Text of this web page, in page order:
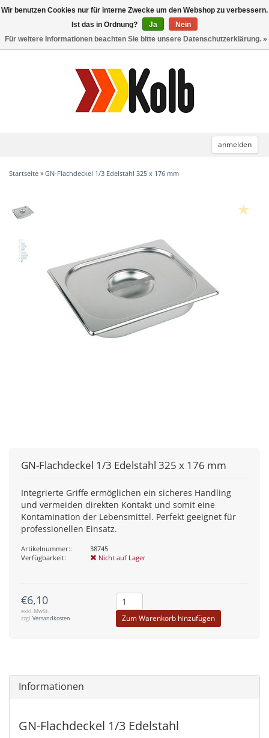
anmelden
Toggle
Startseite » GN-Flachdeckel 1/3 Edelstahl 325 x 176 mm
GN-Flachdeckel 1/3 Edelstahl 325 x 176 mm
Integrierte Griffe ermöglichen ein sicheres Handling
und vermeiden direkten Kontakt und somit eine
Kontamination der Lebensmittel. Perfekt geeignet für
professionellen Einsatz.
Artikelnummer::
38745
Verfügbarkeit:
Nicht auf Lager
€6,10
exkl. MwSt.
zzgl.Versandkosten Zum Warenkorb hinzufügen
Informationen
GN-Flachdeckel 1/3 Edelstahl
Wir benutzen Cookies nur für interne Zwecke um den Webshop zu verbessern.
Ist das in Ordnung?
Ja
Nein
Für weitere Informationen beachten Sie bitte unsere Datenschutzerklärung. »